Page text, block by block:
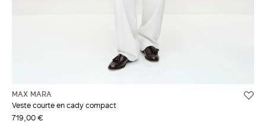
MAX MARA
Veste courte en cady compact
719,00 €